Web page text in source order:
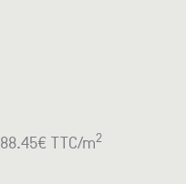
88.45€ TTC/m2